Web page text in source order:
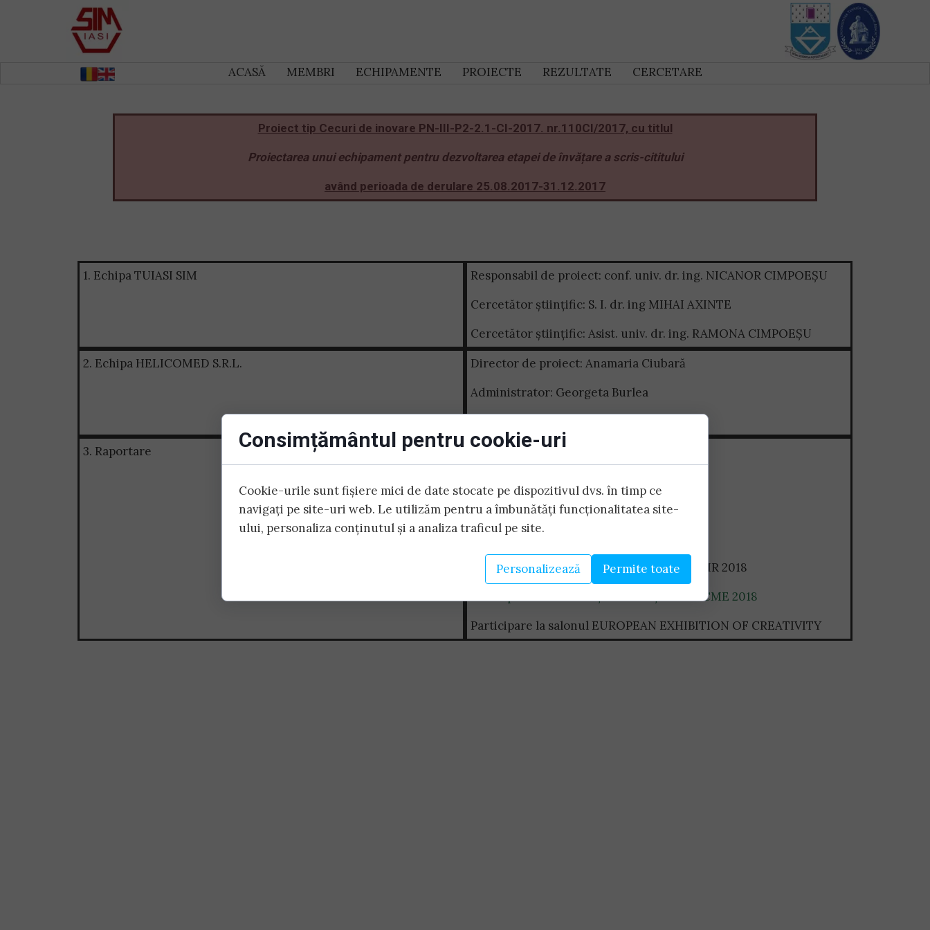
Director de proiect: Anamaria Ciubară
Administrator: Georgeta Burlea
Raport_CEC2018
Raport_Stiintific 2017
Livrabile
Participare la conferința Internațională ICIR 2018
Participare la conferința Internațională ACME 2018
Participare la salonul EUROPEAN EXHIBITION OF CREATIVITY
3. Raportare
2. Echipa HELICOMED S.R.L.
Responsabil de proiect: conf. univ. dr. ing. NICANOR CIMPOEȘU
Cercetător științific: S. I. dr. ing MIHAI AXINTE
Cercetător științific: Asist. univ. dr. ing. RAMONA CIMPOEȘU
1. Echipa TUIASI SIM
Proiect tip Cecuri de inovare PN-III-P2-2.1-CI-2017. nr.110CI/2017, cu titlul
Proiectarea unui echipament pentru dezvoltarea etapei de învățare a scris-cititului
având perioada de derulare 25.08.2017-31.12.2017
ACASĂ MEMBRI ECHIPAMENTE PROIECTE REZULTATE CERCETARE
Consimțământul pentru cookie-uri
Cookie-urile sunt fișiere mici de date stocate pe dispozitivul dvs. în timp ce
navigați pe site-uri web. Le utilizăm pentru a îmbunătăți funcționalitatea site-
ului, personaliza conținutul și a analiza traficul pe site.
Personalizează Permite toate